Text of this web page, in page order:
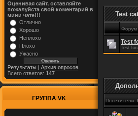
Оценивая сайт, оставляйте
пожалуйста свой коментарий в
мини чате!!!
Отлично
Хорошо
Неплохо
Плохо
Ужасно
Результаты | Архив опросов
Всего ответов: 147
ГРУППА VK
Test
Форум
Test
Test
Посетители: